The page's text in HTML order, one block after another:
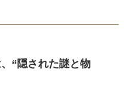
“隠された謎と物